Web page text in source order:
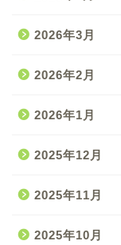
2026年3月
2026年2月
2026年1月
2025年12月
2025年11月
2025年10月